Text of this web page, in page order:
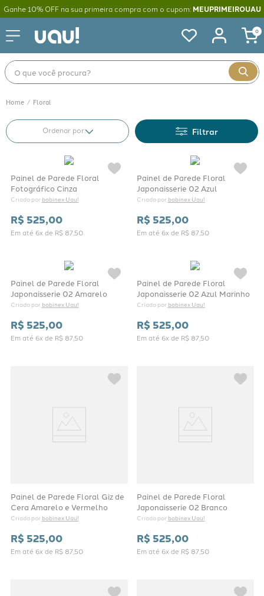
Ganhe 10% OFF na sua primeira compra com o cupom: MEUPRIMEIROUAU
0
O que você procura?
Floral
Filtrar
Painel de Parede Floral
Fotográfico Cinza
Criado por bobinex Uau!
R$ 525,00
Em até 6x de R$ 87,50
Painel de Parede Floral
Japonaisserie 02 Azul
Criado por bobinex Uau!
R$ 525,00
Em até 6x de R$ 87,50
Painel de Parede Floral
Japonaisserie 02 Amarelo
Criado por bobinex Uau!
R$ 525,00
Em até 6x de R$ 87,50
Painel de Parede Floral
Japonaisserie 02 Azul Marinho
Criado por bobinex Uau!
R$ 525,00
Em até 6x de R$ 87,50
Painel de Parede Floral Giz de
Cera Amarelo e Vermelho
Criado por bobinex Uau!
R$ 525,00
Em até 6x de R$ 87,50
Painel de Parede Floral
Japonaisserie 02 Branco
Criado por bobinex Uau!
R$ 525,00
Em até 6x de R$ 87,50